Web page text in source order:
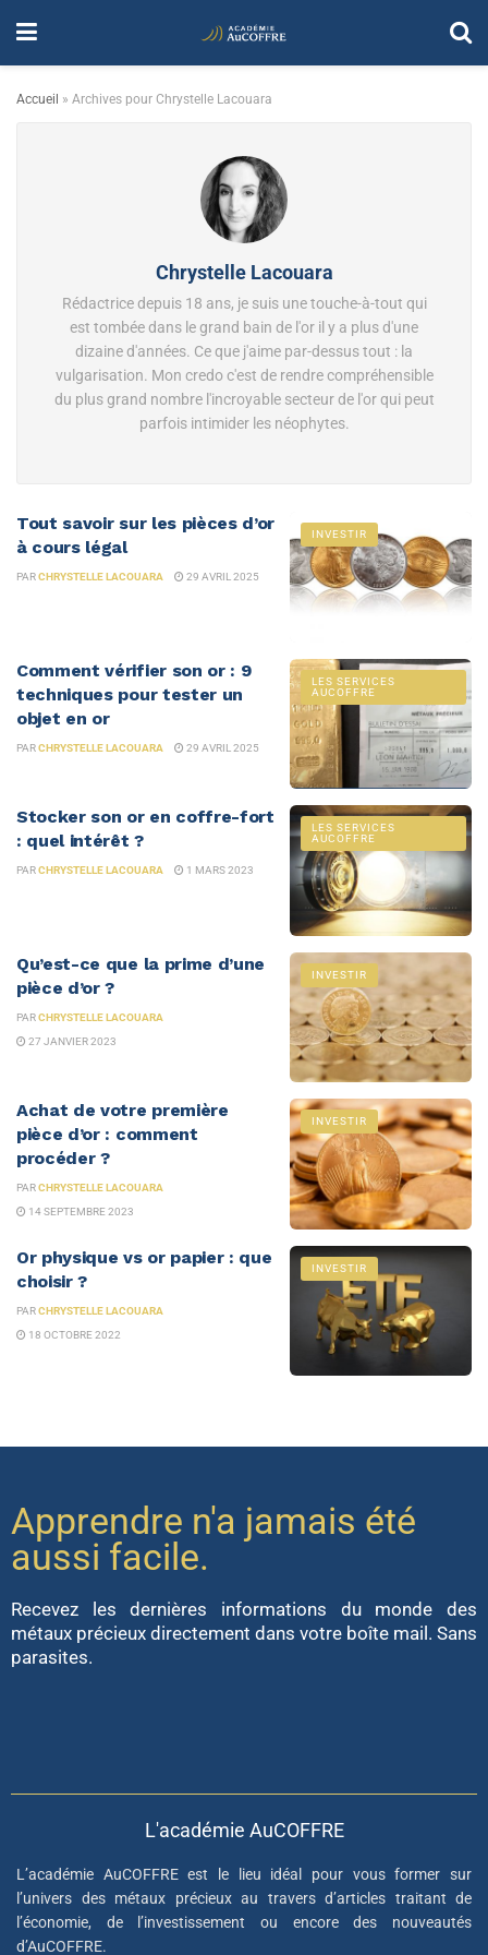
Accueil » Archives pour Chrystelle Lacouara
Chrystelle Lacouara
Rédactrice depuis 18 ans, je suis une touche-à-tout qui
est tombée dans le grand bain de l'or il y a plus d'une
dizaine d'années. Ce que j'aime par-dessus tout : la
vulgarisation. Mon credo c'est de rendre compréhensible
du plus grand nombre l'incroyable secteur de l'or qui peut
parfois intimider les néophytes.
INVESTIR
Tout savoir sur les pièces d’or
à cours légal
PARCHRYSTELLE LACOUARA 29 AVRIL 2025
LES SERVICES
AUCOFFRE
Comment vérifier son or : 9
techniques pour tester un
objet en or
PARCHRYSTELLE LACOUARA 29 AVRIL 2025
LES SERVICES
AUCOFFRE
Stocker son or en coffre-fort
: quel intérêt ?
PARCHRYSTELLE LACOUARA 1 MARS 2023
INVESTIR
Qu’est-ce que la prime d’une
pièce d’or ?
PARCHRYSTELLE LACOUARA
27 JANVIER 2023
INVESTIR
Achat de votre première
pièce d’or : comment
procéder ?
PARCHRYSTELLE LACOUARA
14 SEPTEMBRE 2023
INVESTIR
Or physique vs or papier : que
choisir ?
PARCHRYSTELLE LACOUARA
18 OCTOBRE 2022
Apprendre n'a jamais été
aussi facile.
Recevez les dernières informations du monde des
métaux précieux directement dans votre boîte mail. Sans
parasites.
L'académie AuCOFFRE
L’académie AuCOFFRE est le lieu idéal pour vous former sur
l’univers des métaux précieux au travers d’articles traitant de
l’économie, de l’investissement ou encore des nouveautés
d’AuCOFFRE.